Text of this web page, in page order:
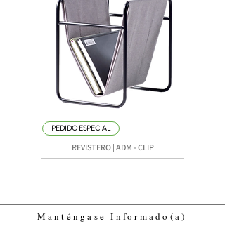
PEDIDO ESPECIAL
REVISTERO | ADM - CLIP
Manténgase Informado(a)